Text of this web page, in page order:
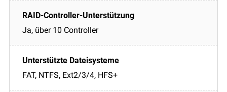
Ja, über 10 Controller
FAT, NTFS, Ext2/3/4, HFS+